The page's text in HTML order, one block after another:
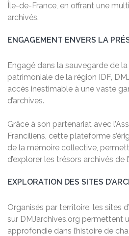
Île-de-France, en offrant une
archivés.
ENGAGEMENT ENVERS LA
Engagé dans la sauvegarde de
patrimoniale de la région IDF,
accès inestimable à une vaste
d’archives.
Grâce à son partenariat avec
Franciliens, cette plateforme
de la mémoire collective,
d’explorer les trésors archivés de
EXPLORATION DES SITES
Organisés par territoire, les sites
sur DMJarchives.org permettent
approfondie dans l’histoire de